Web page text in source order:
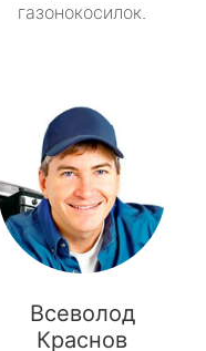
газонокосилок.
Всеволод
Краснов